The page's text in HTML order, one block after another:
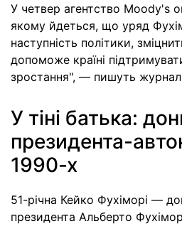
У четвер агентство Moody's
якому йдеться, що уряд
наступність політики,
допоможе країні
зростання", — пишуть
У тіні батька:
президента-
1990-х
51-річна Кейко Фухіморі —
президента Альберто